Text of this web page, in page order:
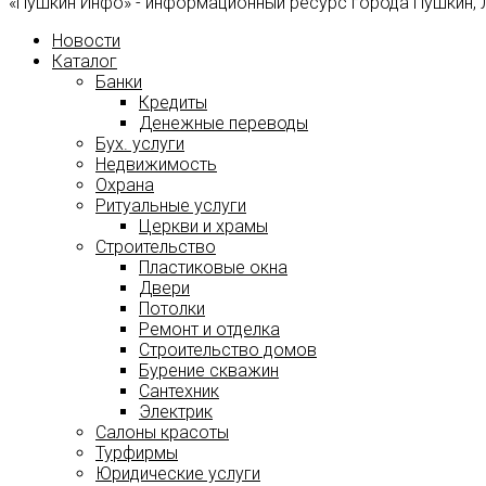
Новости
Каталог
Банки
Кредиты
Денежные переводы
Бух. услуги
Недвижимость
Охрана
Ритуальные услуги
Церкви и храмы
Строительство
Пластиковые окна
Двери
Потолки
Ремонт и отделка
Строительство домов
Бурение скважин
Сантехник
Электрик
Салоны красоты
Турфирмы
Юридические услуги